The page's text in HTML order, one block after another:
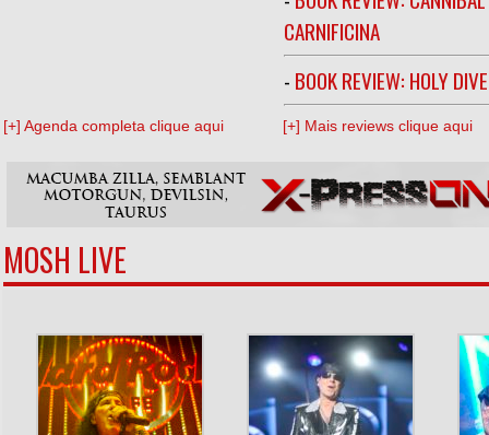
CARNIFICINA
- BOOK REVIEW: HOLY
[+] Agenda completa clique aqui [+] Mais reviews clique aqui
MOSH LIVE